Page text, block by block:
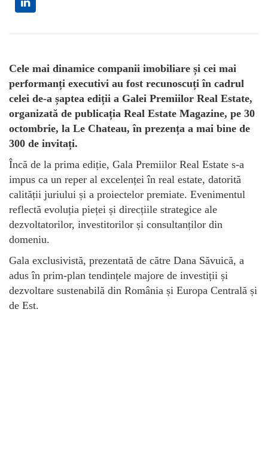
Cele mai dinamice companii imobiliare și cei mai
performanți executivi au fost recunoscuți în cadrul
celei de-a șaptea ediții a Galei Premiilor Real Estate,
organizată de publicația Real Estate Magazine, pe 30
octombrie, la Le Chateau, în prezența a mai bine de
300 de invitați.
Încă de la prima ediție, Gala Premiilor Real Estate s-a
impus ca un reper al excelenței în real estate, datorită
calității juriului și a proiectelor premiate. Evenimentul
reflectă evoluția pieței și direcțiile strategice ale
dezvoltatorilor, investitorilor și consultanților din
domeniu.
Gala exclusivistă, prezentată de către Dana Săvuică, a
adus în prim-plan tendințele majore de investiții și
dezvoltare sustenabilă din România și Europa Centrală și
de Est.